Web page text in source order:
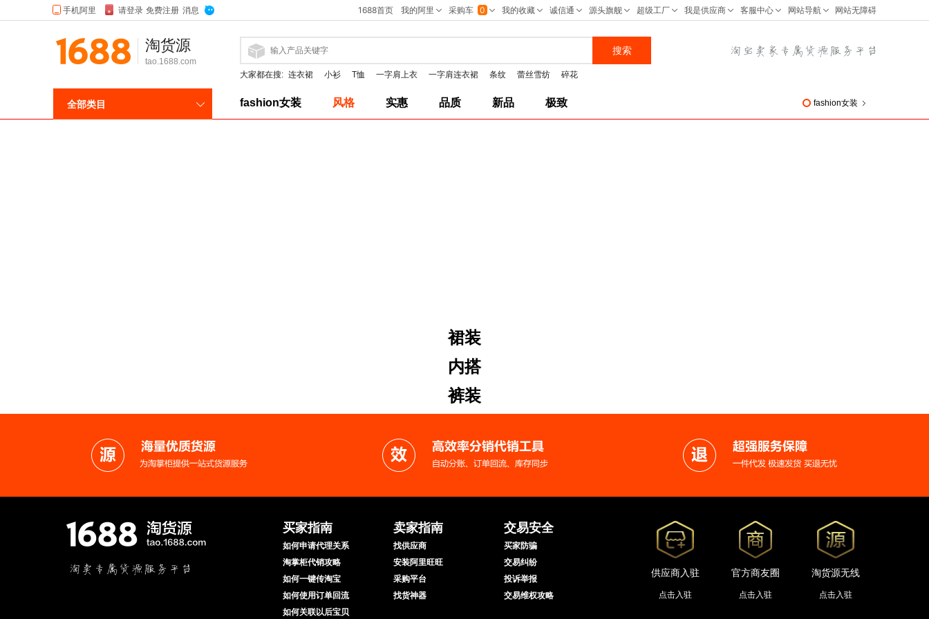
淘货源
tao.1688.com
大家都在搜: 连衣裙 小衫 T恤 一字肩上衣 一字肩连衣裙 条纹 蕾丝雪纺 碎花
全部类目 fashion女装 风格 实惠 品质 新品 极致 fashion女装
裙装
内搭
裤装
买家指南
如何申请代理关系
淘掌柜代销攻略
如何一键传淘宝
如何使用订单回流
如何关联以后宝贝
卖家指南
找供应商
安装阿里旺旺
采购平台
找货神器
交易安全
买家防骗
交易纠纷
投诉举报
交易维权攻略
供应商入驻
点击入驻
官方商友圈
点击入驻
淘货源无线
点击入驻